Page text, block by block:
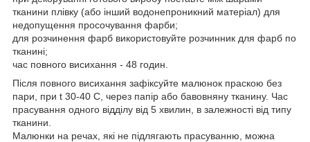
тканини плівку (або інший водонепроникний матеріал) для
недопущення просочування фарби;
для розчинення фарб використовуйте розчинник для фарб по
тканині;
час повного висихання - 48 годин.
Після повного висихання зафіксуйте малюнок праскою без
пари, при t 30-40 С, через папір або бавовняну тканину. Час
прасування одного відділу від 5 хвилин, в залежності від типу
тканини.
Малюнки на речах, які не підлягають прасуванню, можна